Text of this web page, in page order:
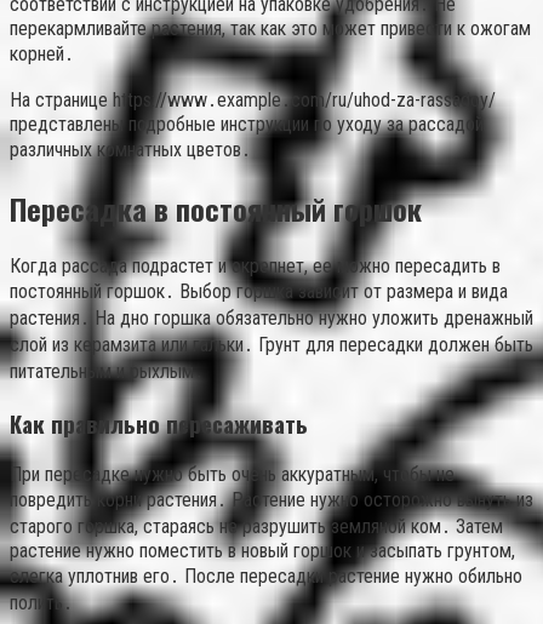
соответствии с инструкцией на упаковке удобрения․ Не
перекармливайте растения, так как это может привести к ожогам
корней․
На странице https://www․example․com/ru/uhod-za-rassadoy/
представлены подробные инструкции по уходу за рассадой
различных комнатных цветов․
Пересадка в постоянный горшок
Когда рассада подрастет и окрепнет, ее можно пересадить в
постоянный горшок․ Выбор горшка зависит от размера и вида
растения․ На дно горшка обязательно нужно уложить дренажный
слой из керамзита или гальки․ Грунт для пересадки должен быть
питательным и рыхлым․
Как правильно пересаживать
При пересадке нужно быть очень аккуратным, чтобы не
повредить корни растения․ Растение нужно осторожно вынуть из
старого горшка, стараясь не разрушить земляной ком․ Затем
растение нужно поместить в новый горшок и засыпать грунтом,
слегка уплотнив его․ После пересадки растение нужно обильно
полить․